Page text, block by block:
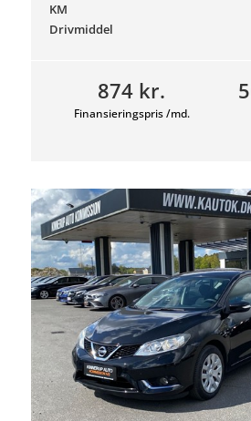
874 kr.
Finansieringspris /md.
KM
Drivmiddel